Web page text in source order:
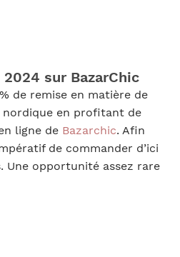
sur BazarChic
de remise en matière de
nordique en profitant de
ligne de Bazarchic. Afin
de commander d’ici
Une opportunité assez rare